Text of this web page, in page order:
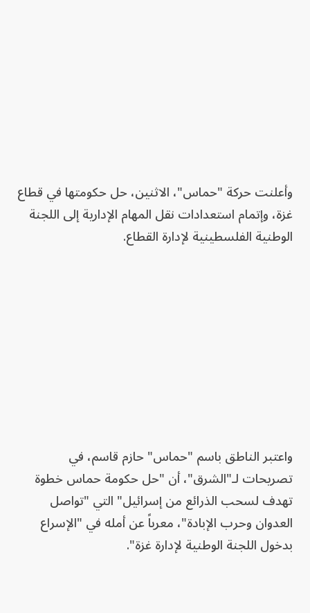
وأعلنت حركة "حماس"، الاثنين، حل حكومتها في قطاع
غزة، وإتمام استعدادات نقل المهام الإدارية إلى اللجنة
الوطنية الفلسطينية لإدارة القطاع.
واعتبر الناطق باسم "حماس" حازم قاسم، في
تصريحات لـ"الشرق"، أن "حل حكومة حماس خطوة
تهدف لسحب الذرائع من إسرائيل" التي "تواصل
العدوان وحرب الإبادة"، معرباً عن أمله في "الإسراع
بدخول اللجنة الوطنية لإدارة غزة".